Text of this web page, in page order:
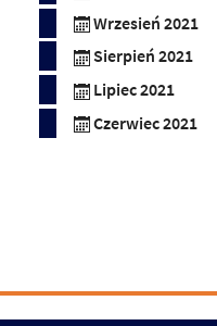
Wrzesień 2021
Sierpień 2021
Lipiec 2021
Czerwiec 2021